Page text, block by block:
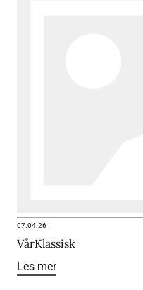
07.04.26
VårKlassisk
Les mer